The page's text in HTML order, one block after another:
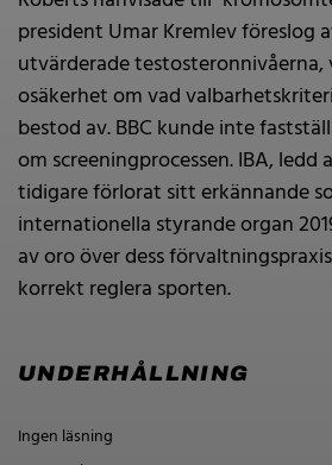
president Umar Kremlev föreslog
utvärderade
osäkerhet om vad
bestod av. BBC kunde inte
om screeningprocessen. IBA, ledd
tidigare förlorat sitt erkännande
internationella styrande organ
av oro över dess
korrekt reglera sporten.
UNDERHÅLLNING
Ingen läsning